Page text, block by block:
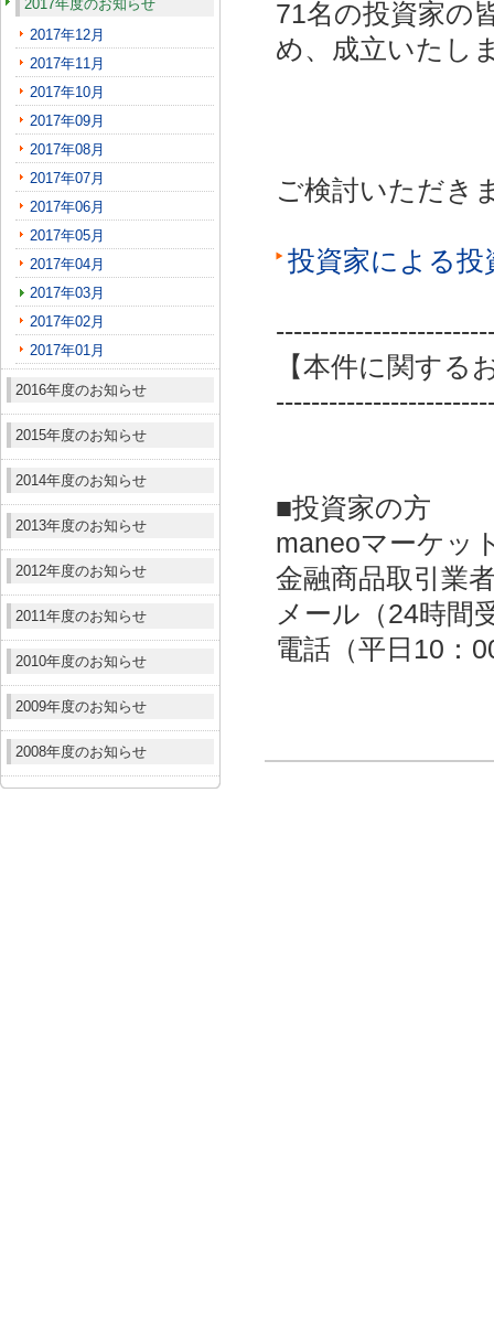
2017年度のお知らせ
2017年12月
2017年11月
2017年10月
2017年09月
2017年08月
2017年07月
2017年06月
2017年05月
2017年04月
2017年03月
2017年02月
2017年01月
2016年度のお知らせ
2015年度のお知らせ
2014年度のお知らせ
2013年度のお知らせ
2012年度のお知らせ
2011年度のお知らせ
2010年度のお知らせ
2009年度のお知らせ
2008年度のお知らせ
71名の投資家の
め、成立いたし
ご検討いただき
投資家による
【本件に関する
■投資家の方
maneoマーケッ
金融商品取引業
メール（24時間
電話（平日10：